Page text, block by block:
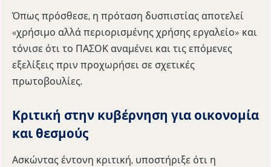
Όπως πρόσθεσε, η πρόταση δυσπιστίας αποτελεί
«χρήσιμο αλλά περιορισμένης χρήσης εργαλείο» και
τόνισε ότι το ΠΑΣΟΚ αναμένει και τις επόμενες
εξελίξεις πριν προχωρήσει σε σχετικές
πρωτοβουλίες.
Κριτική στην κυβέρνηση για οικονομία
και θεσμούς
Ασκώντας έντονη κριτική, υποστήριξε ότι η